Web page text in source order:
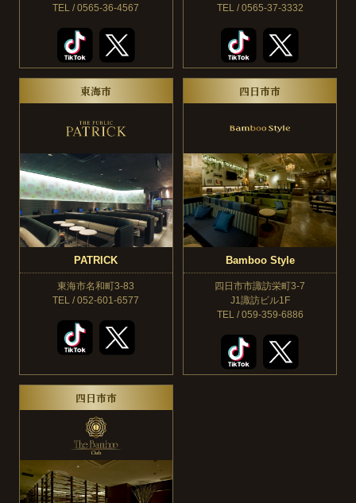
TEL / 0565-36-4567
TEL / 0565-37-3332
東海市
PATRICK
東海市名和町3-83
TEL / 052-601-6577
四日市市
Bamboo Style
四日市市諏訪栄町3-7
J1諏訪ビル1F
TEL / 059-359-6886
四日市市